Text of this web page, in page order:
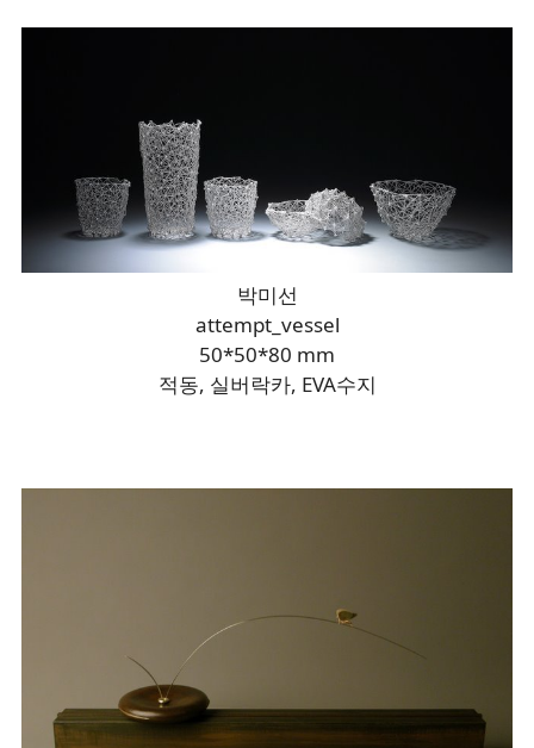
박미선
attempt_vessel
50*50*80 mm
적동, 실버락카, EVA수지